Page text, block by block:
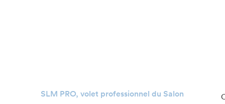
SLM PRO, volet professionnel du Salon